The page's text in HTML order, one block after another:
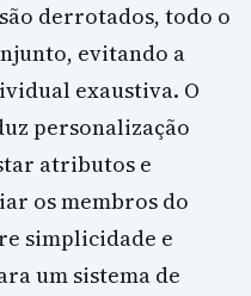
derrotados, todo o
evitando a
exaustiva. O
personalização
atributos e
os membros do
simplicidade e
um sistema de